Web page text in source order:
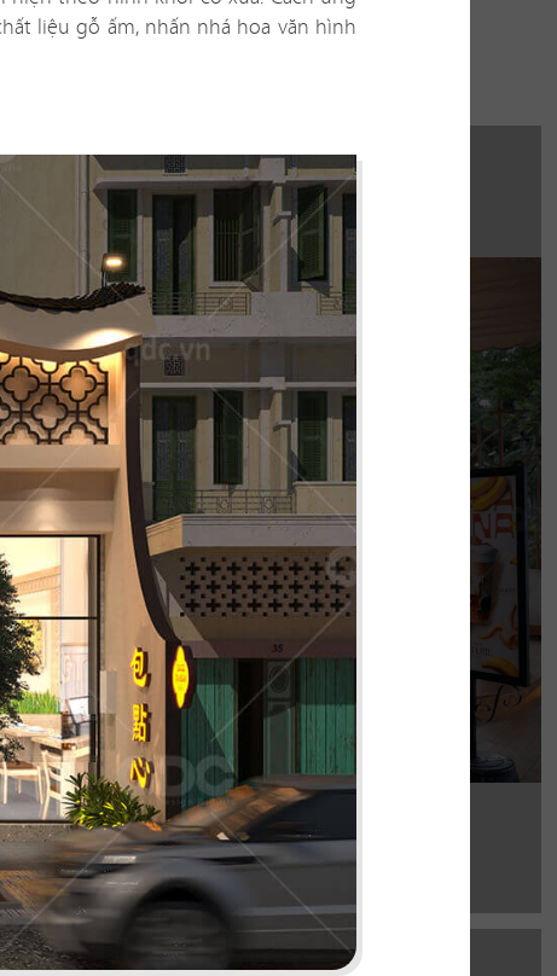
công:
WATERBUS
tôi hoàn thiện gấp rút trong 35 ngày,
không gian thưởng thức cafe - trà sữa ấn
tượng
Chi tiết
liệu gỗ ấm, nhấn nhá hoa văn hình